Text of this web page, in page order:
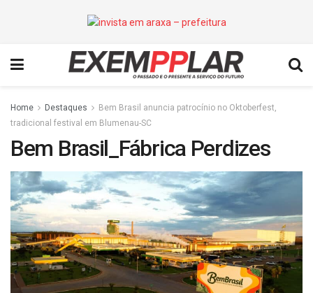
Home Destaques
Bem Brasil anuncia patrocínio no Oktoberfest,
tradicional festival em Blumenau-SC
Bem Brasil_Fábrica Perdizes